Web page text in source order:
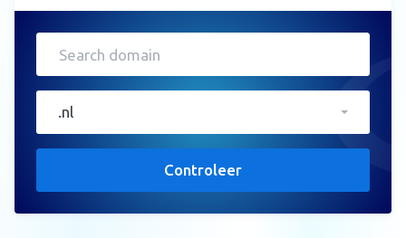
.nl
Controleer